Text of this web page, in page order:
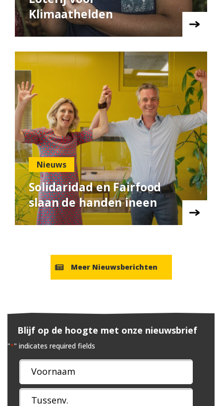
Klimaathelden
Nieuws
Solidaridad en Fairfood
slaan de handen ineen
Meer Nieuwsberichten
Blijf op de hoogte met onze nieuwsbrief
"*" indicates required fields
Naam
*